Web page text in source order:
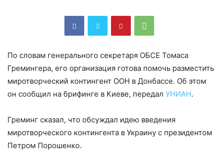
По словам генерального секретаря ОБСЕ Томаса
Гремингера, его организация готова помочь разместить
миротворческий контингент ООН в Донбассе. Об этом
он сообщил на брифинге в Киеве, передал УНИАН.
Греминг сказал, что обсуждал идею введения
миротворческого контингента в Украину с президентом
Петром Порошенко.